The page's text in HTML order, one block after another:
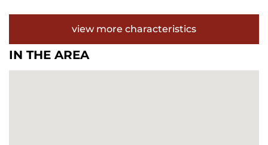
view more characteristics
IN THE AREA